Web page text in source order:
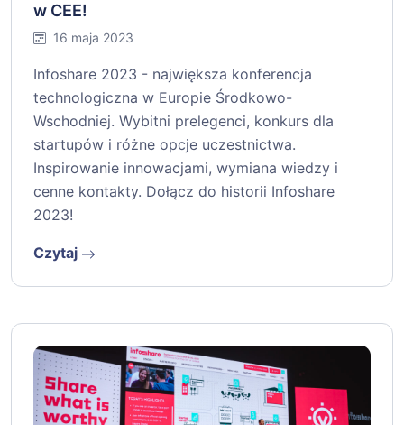
w CEE!
16 maja 2023
Infoshare 2023 - największa konferencja
technologiczna w Europie Środkowo-
Wschodniej. Wybitni prelegenci, konkurs dla
startupów i różne opcje uczestnictwa.
Inspirowanie innowacjami, wymiana wiedzy i
cenne kontakty. Dołącz do historii Infoshare
2023!
Czytaj